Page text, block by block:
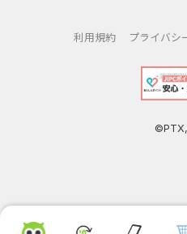
メインページの設定にデータ
により、ユーザーはアンイン
パーソナライズされたデザイ
完全なカスタマイズ花のゲー
部屋を作りながら、すべての
利用規約 プライバシ